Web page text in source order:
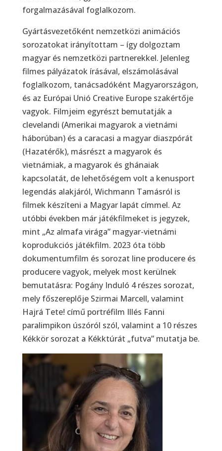
forgalmazásával foglalkozom.
Gyártásvezetőként nemzetközi animációs
sorozatokat irányítottam – így dolgoztam
magyar és nemzetközi partnerekkel. Jelenleg
filmes pályázatok írásával, elszámolásával
foglalkozom, tanácsadóként Magyarországon,
és az Európai Unió Creative Europe szakértője
vagyok. Filmjeim egyrészt bemutatják a
clevelandi (Amerikai magyarok a vietnámi
háborúban) és a caracasi a magyar diaszpórát
(Hazatérők), másrészt a magyarok és
vietnámiak, a magyarok és ghánaiak
kapcsolatát, de lehetőségem volt a kenusport
legendás alakjáról, Wichmann Tamásról is
filmek készíteni a Magyar lapát címmel. Az
utóbbi években már játékfilmeket is jegyzek,
mint „Az almafa virága” magyar-vietnámi
koprodukciós játékfilm. 2023 óta több
dokumentumfilm és sorozat line producere és
producere vagyok, melyek most kerülnek
bemutatásra: Pogány Induló 4 részes sorozat,
mely főszereplője Szirmai Marcell, valamint
Hajrá Tete! című portréfilm Illés Fanni
paralimpikon úszóról szól, valamint a 10 részes
Kékkör sorozat a Kékktúrát „futva” mutatja be.